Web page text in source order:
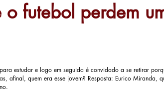
futebol perdem
estudar e logo em seguida é convidado a se retirar
afinal, quem era esse jovem? Resposta: Eurico